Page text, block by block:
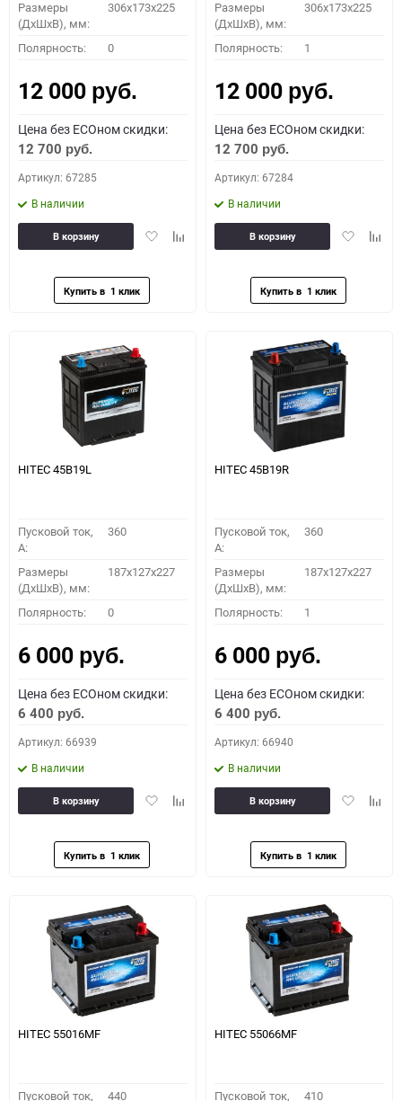
Размеры
(ДхШхВ), мм:
306x173x225
Полярность: 0
12 000 руб.
Цена без ECOном скидки:
12 700 руб.
Артикул: 67285
В наличии
ДобавитьДобавить
В корзину
Размеры
(ДхШхВ), мм:
306x173x225
Полярность: 1
12 000 руб.
Цена без ECOном скидки:
12 700 руб.
Артикул: 67284
В наличии
Добавить
В корзину
HITEC 45B19L
Пусковой ток,
A:
360
Размеры
(ДхШхВ), мм:
187x127x227
Полярность: 0
6 000 руб.
Цена без ECOном скидки:
6 400 руб.
Артикул: 66939
В наличии
ДобавитьДобавить
В корзину
HITEC 45B19R
Пусковой ток,
A:
360
Размеры
(ДхШхВ), мм:
187x127x227
Полярность: 1
6 000 руб.
Цена без ECOном скидки:
6 400 руб.
Артикул: 66940
В наличии
Добавить
В корзину
HITEC 55016MF
Пусковой ток,
440
HITEC 55066MF
Пусковой ток,
410